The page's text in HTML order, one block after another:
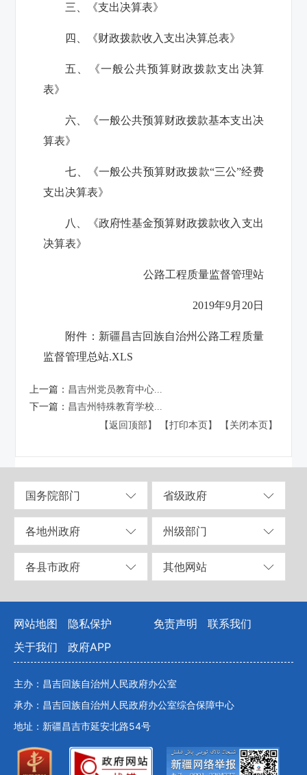
三、《支出决算表》
四、《财政拨款收入支出决算总表》
五、《一般公共预算财政拨款支出决算
表》
六、《一般公共预算财政拨款基本支出决
算表》
七、《一般公共预算财政拨款“三公”经费
支出决算表》
八、《政府性基金预算财政拨款收入支出
决算表》
公路工程质量监督管理站
2019年9月20日
附件： 新疆昌吉回族自治州公路工程质量
监督管理总站.XLS
上一篇： 昌吉州党员教育中心...
下一篇： 昌吉州特殊教育学校...
【返回顶部】
【打印本页】 【关闭本页】
国务院部门 省级政府
各地州政府 州级部门
各县市政府 其他网站
网站地图 隐私保护 免责声明
联系我们
关于我们
政府APP
主办：昌吉回族自治州人民政府办公室
承办：昌吉回族自治州人民政府办公室综合保障中心
地址：新疆昌吉市延安北路54号